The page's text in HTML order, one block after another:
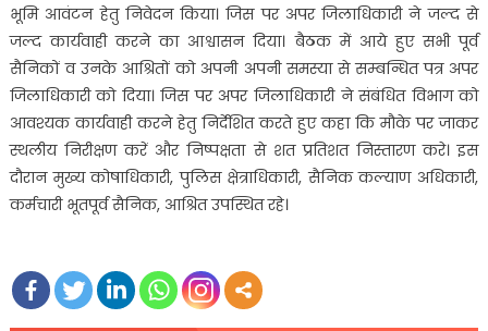
भूमि आवंटन हेतु निवेदन किया। जिस पर अपर जिलाधिकारी ने जल्द से
जल्द कार्यवाही करने का आश्वासन दिया। बैठक में आये हुए सभी पूर्व
सैनिकों व उनके आश्रितों को अपनी अपनी समस्या से सम्बन्धित पत्र अपर
जिलाधिकारी को दिया। जिस पर अपर जिलाधिकारी ने संबंधित विभाग को
आवश्यक कार्यवाही करने हेतु निर्देशित करते हुए कहा कि मौके पर जाकर
स्थलीय निरीक्षण करें और निष्पक्षता से शत प्रतिशत निस्तारण करे। इस
दौरान मुख्य कोषाधिकारी, पुलिस क्षेत्राधिकारी, सैनिक कल्याण अधिकारी,
कर्मचारी भूतपूर्व सैनिक, आश्रित उपस्थित रहे।